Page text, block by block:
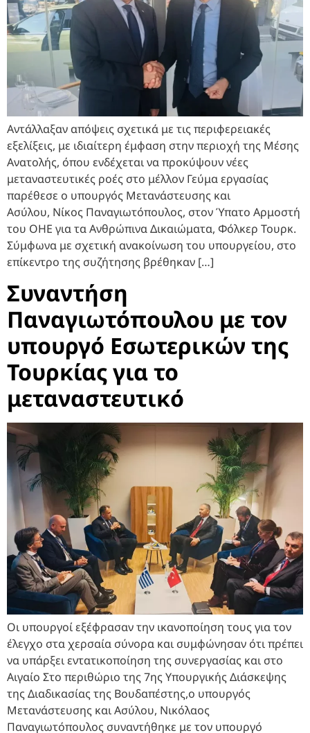
Αντάλλαξαν απόψεις σχετικά με τις περιφερειακές
εξελίξεις, με ιδιαίτερη έμφαση στην περιοχή της Μέσης
Ανατολής, όπου ενδέχεται να προκύψουν νέες
μεταναστευτικές ροές στο μέλλον Γεύμα εργασίας
παρέθεσε ο υπουργός Μετανάστευσης και
Ασύλου, Νίκος Παναγιωτόπουλος, στον Ύπατο Αρμοστή
του ΟΗΕ για τα Ανθρώπινα Δικαιώματα, Φόλκερ Τουρκ.
Σύμφωνα με σχετική ανακοίνωση του υπουργείου, στο
επίκεντρο της συζήτησης βρέθηκαν […]
Συναντήση
Παναγιωτόπουλου με τον
υπουργό Εσωτερικών της
Τουρκίας για το
μεταναστευτικό
Οι υπουργοί εξέφρασαν την ικανοποίηση τους για τον
έλεγχο στα χερσαία σύνορα και συμφώνησαν ότι πρέπει
να υπάρξει εντατικοποίηση της συνεργασίας και στο
Αιγαίο Στο περιθώριο της 7ης Υπουργικής Διάσκεψης
της Διαδικασίας της Βουδαπέστης,o υπουργός
Μετανάστευσης και Ασύλου, Νικόλαος
Παναγιωτόπουλος συναντήθηκε με τον υπουργό